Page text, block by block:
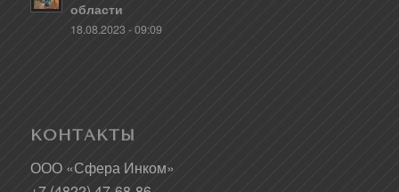
области
18.08.2023 - 09:09
КОНТАКТЫ
ООО «Сфера Инком»